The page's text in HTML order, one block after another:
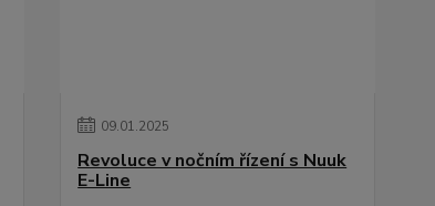
09.01.2025
Revoluce v nočním řízení s Nuuk
E-Line